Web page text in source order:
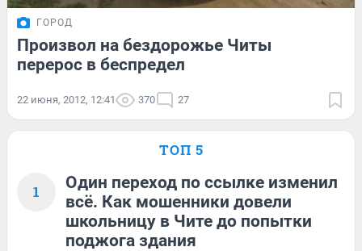
ГОРОД
Произвол на бездорожье Читы
перерос в беспредел
22 июня, 2012, 12:41 370 27
ТОП 5
1
Один переход по ссылке изменил
всё. Как мошенники довели
школьницу в Чите до попытки
поджога здания